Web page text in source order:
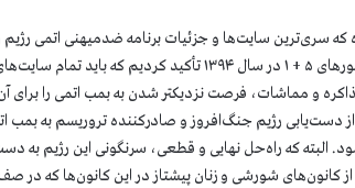
که سری‌ترین سایت‌ها و جزئیات برنامه ضدمیهنی اتمی
ما همواره و از جمله در جریان توافق با کشورهای ۵ + ۱ در سال ۱۳۹۴
و مماشات، فرصت نزدیکتر ‌شدن به بمب اتمی را برای
از دست‌یابی رژیم جنگ‌افروز و صادرکننده تروریسم به بمب
البته که راه‌حل نهایی و قطعی، سرنگونی این رژیم به
از کانون‌های شورشی و زنان پیشتاز در این کانون‌ها که